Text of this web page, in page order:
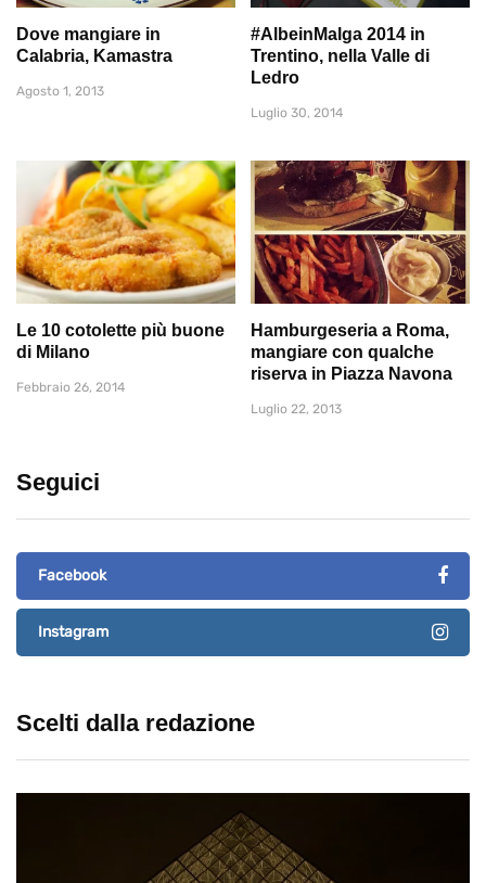
Dove mangiare in
Calabria, Kamastra
Agosto 1, 2013
#AlbeinMalga 2014 in
Trentino, nella Valle di
Ledro
Luglio 30, 2014
Le 10 cotolette più buone
di Milano
Febbraio 26, 2014
Hamburgeseria a Roma,
mangiare con qualche
riserva in Piazza Navona
Luglio 22, 2013
Seguici
Facebook
Instagram
Scelti dalla redazione